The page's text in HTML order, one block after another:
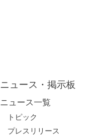
ニュース・掲示板
ニュース一覧
トピック
プレスリリース